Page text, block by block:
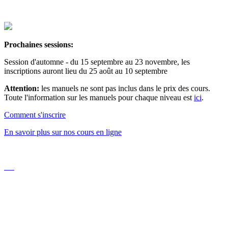
Prochaines sessions:
Session d'automne - du 15 septembre au 23 novembre, les
inscriptions auront lieu du 25 août au 10 septembre
Attention: les manuels ne sont pas inclus dans le prix des cours.
Toute l'information sur les manuels pour chaque niveau est ici.
Comment s'inscrire
En savoir plus sur nos cours en ligne